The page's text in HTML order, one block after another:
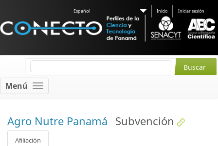
Español Inicio Iniciar sesión
Menú
Agro Nutre Panamá Subvención
Afiliación